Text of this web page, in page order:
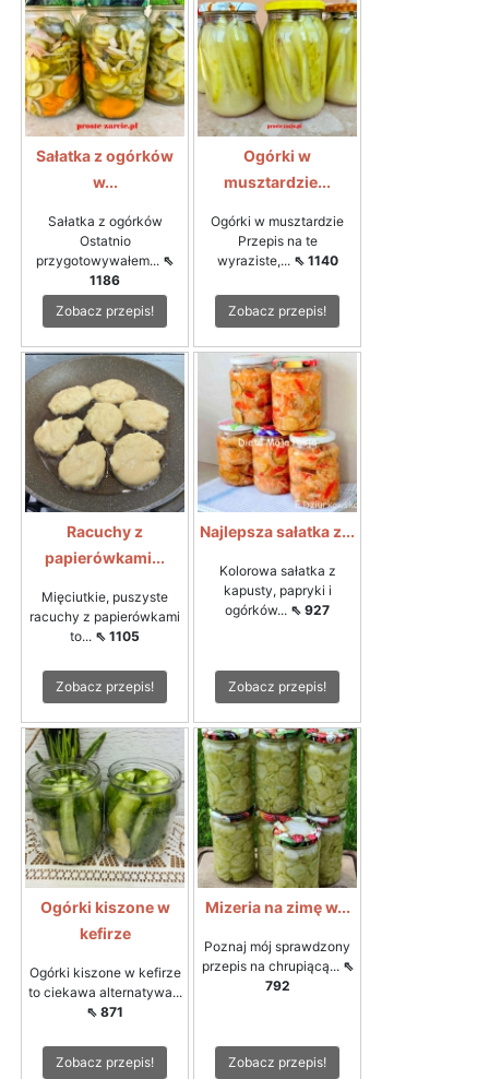
Sałatka z ogórków
w...
Sałatka z ogórków
Ostatnio
przygotowywałem... ⇖
1186
Zobacz przepis!
Ogórki w
musztardzie...
Ogórki w musztardzie
Przepis na te
wyraziste,... ⇖ 1140
Zobacz przepis!
Racuchy z
papierówkami...
Mięciutkie, puszyste
racuchy z papierówkami
to... ⇖ 1105
Zobacz przepis!
Najlepsza sałatka z...
Kolorowa sałatka z
kapusty, papryki i
ogórków... ⇖ 927
Zobacz przepis!
Ogórki kiszone w
kefirze
Ogórki kiszone w kefirze
to ciekawa alternatywa...
⇖ 871
Zobacz przepis!
Mizeria na zimę w...
Poznaj mój sprawdzony
przepis na chrupiącą... ⇖
792
Zobacz przepis!